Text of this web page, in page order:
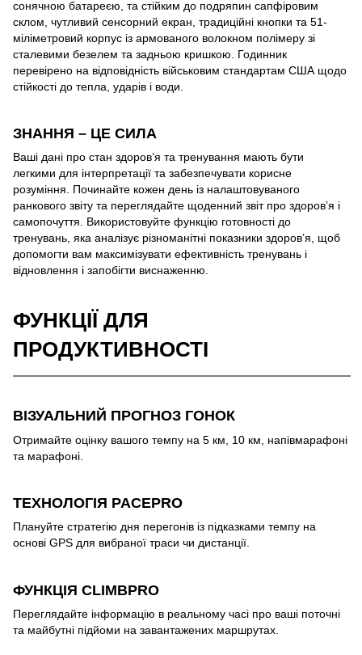
сонячною батареєю, та стійким до подряпин сапфіровим
склом, чутливий сенсорний екран, традиційні кнопки та 51-
міліметровий корпус із армованого волокном полімеру зі
сталевими безелем та задньою кришкою. Годинник
перевірено на відповідність військовим стандартам США щодо
стійкості до тепла, ударів і води.
ЗНАННЯ – ЦЕ СИЛА
Ваші дані про стан здоров’я та тренування мають бути
легкими для інтерпретації та забезпечувати корисне
розуміння. Починайте кожен день із налаштовуваного
ранкового звіту та переглядайте щоденний звіт про здоров’я і
самопочуття. Використовуйте функцію готовності до
тренувань, яка аналізує різноманітні показники здоров’я, щоб
допомогти вам максимізувати ефективність тренувань і
відновлення і запобігти виснаженню.
ФУНКЦІЇ ДЛЯ
ПРОДУКТИВНОСТІ
ВІЗУАЛЬНИЙ ПРОГНОЗ ГОНОК
Отримайте оцінку вашого темпу на 5 км, 10 км, напівмарафоні
та марафоні.
ТЕХНОЛОГІЯ PACEPRO
Плануйте стратегію дня перегонів із підказками темпу на
основі GPS для вибраної траси чи дистанції.
ФУНКЦІЯ CLIMBPRO
Переглядайте інформацію в реальному часі про ваші поточні
та майбутні підйоми на завантажених маршрутах.